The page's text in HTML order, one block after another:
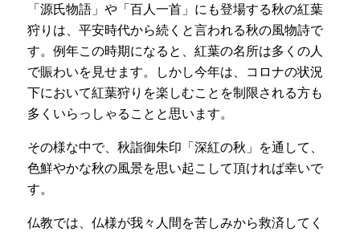
「源氏物語」や「百人一首」にも登場する秋の紅葉
狩りは、平安時代から続くと言われる秋の風物詩で
す。例年この時期になると、紅葉の名所は多くの人
で賑わいを見せます。しかし今年は、コロナの状況
下において紅葉狩りを楽しむことを制限される方も
多くいらっしゃることと思います。
その様な中で、秋詣御朱印「深紅の秋」を通して、
色鮮やかな秋の風景を思い起こして頂ければ幸いで
す。
仏教では、仏様が我々人間を苦しみから救済してく